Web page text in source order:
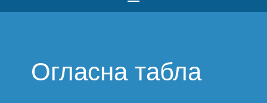
Огласна табла